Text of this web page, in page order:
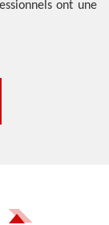
ont une